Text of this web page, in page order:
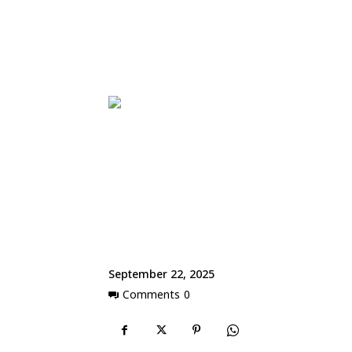
September 22, 2025
Comments 0